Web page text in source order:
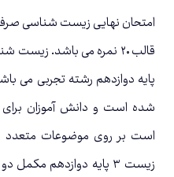
امتحان نهایی زیست شناسی
شده است و دانش آموزان برای
است بر روی موضوعات متعدد
زیست ۳ پایه دوازدهم